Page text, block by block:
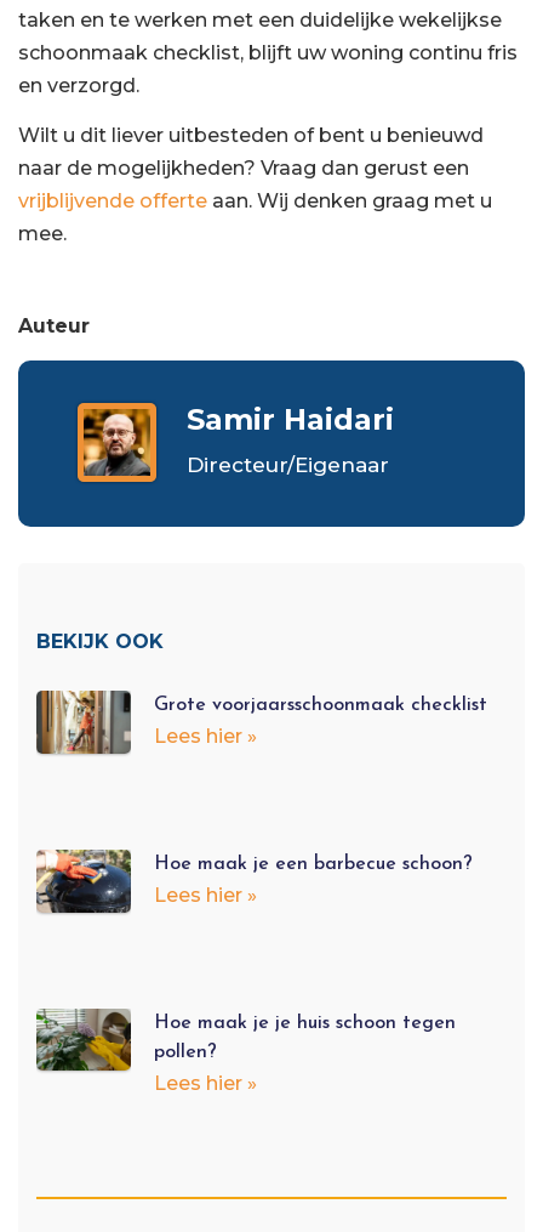
taken en te werken met een duidelijke wekelijkse
schoonmaak checklist, blijft uw woning continu fris
en verzorgd.
Wilt u dit liever uitbesteden of bent u benieuwd
naar de mogelijkheden? Vraag dan gerust een
vrijblijvende offerte aan. Wij denken graag met u
mee.
Auteur
Samir Haidari
Directeur/Eigenaar
BEKIJK OOK
Grote voorjaarsschoonmaak checklist
Lees hier »
Hoe maak je een barbecue schoon?
Lees hier »
Hoe maak je je huis schoon tegen
pollen?
Lees hier »